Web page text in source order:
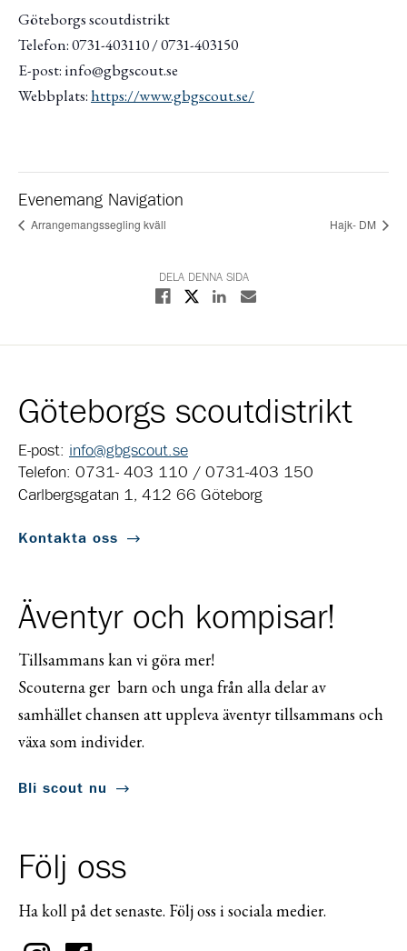
Göteborgs scoutdistrikt
Telefon: 0731-403110 / 0731-403150
E-post: info@gbgscout.se
Webbplats:https://www.gbgscout.se/
Evenemang Navigation
Arrangemangssegling kväll Hajk- DM
DELA DENNA SIDA
Dela på Facebook
Dela på XDela på Linkedin
Dela med E-post
Göteborgs scoutdistrikt
E-post: info@gbgscout.se
Telefon: 0731- 403 110 / 0731-403 150
Carlbergsgatan 1, 412 66 Göteborg
Kontakta oss
Äventyr och kompisar!
Tillsammans kan vi göra mer!
Scouterna ger barn och unga från alla delar av
samhället chansen att uppleva äventyr tillsammans och
växa som individer.
Bli scout nu
Följ oss
Ha koll på det senaste. Följ oss i sociala medier.